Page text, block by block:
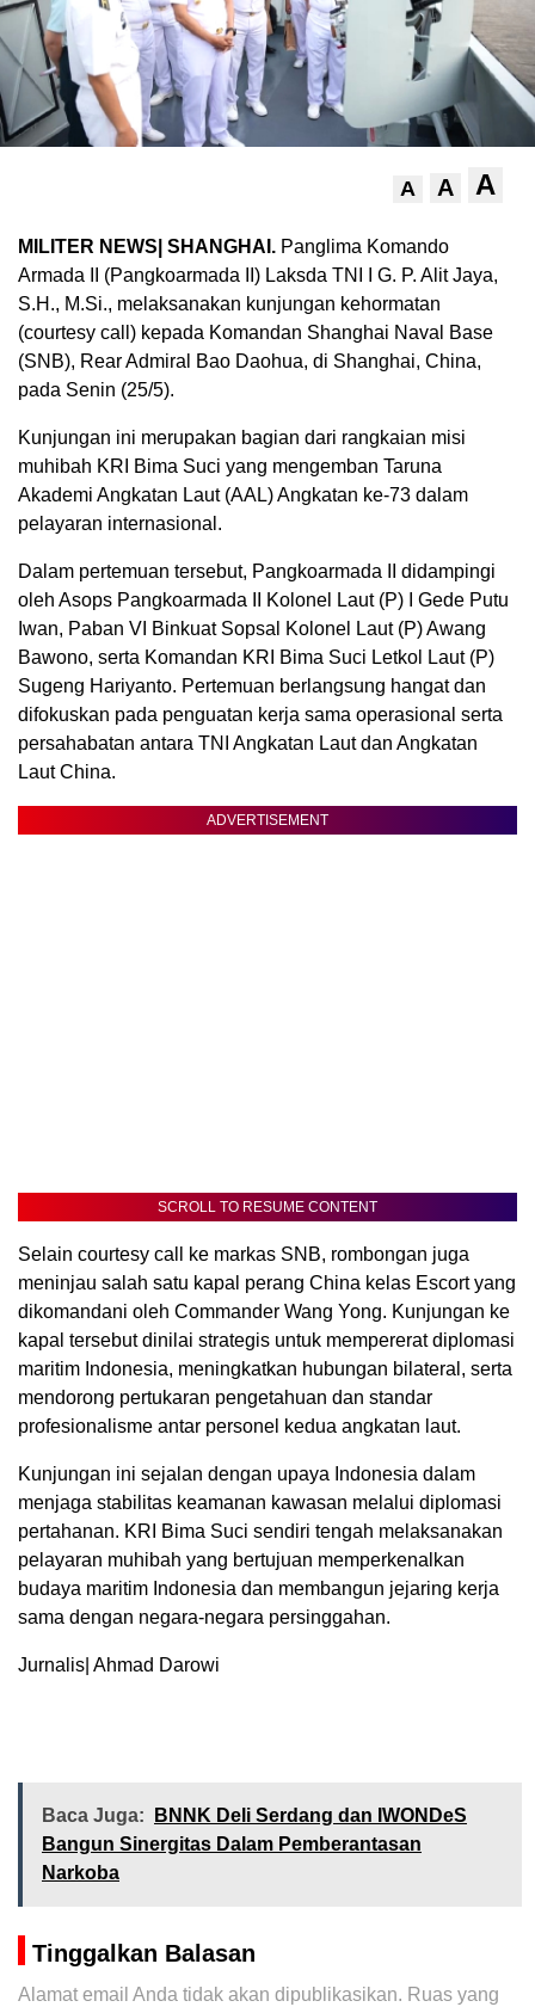
A A A
MILITER NEWS| SHANGHAI. Panglima Komando
Armada II (Pangkoarmada II) Laksda TNI I G. P. Alit Jaya,
S.H., M.Si., melaksanakan kunjungan kehormatan
(courtesy call) kepada Komandan Shanghai Naval Base
(SNB), Rear Admiral Bao Daohua, di Shanghai, China,
pada Senin (25/5).
Kunjungan ini merupakan bagian dari rangkaian misi
muhibah KRI Bima Suci yang mengemban Taruna
Akademi Angkatan Laut (AAL) Angkatan ke-73 dalam
pelayaran internasional.
Dalam pertemuan tersebut, Pangkoarmada II didampingi
oleh Asops Pangkoarmada II Kolonel Laut (P) I Gede Putu
Iwan, Paban VI Binkuat Sopsal Kolonel Laut (P) Awang
Bawono, serta Komandan KRI Bima Suci Letkol Laut (P)
Sugeng Hariyanto. Pertemuan berlangsung hangat dan
difokuskan pada penguatan kerja sama operasional serta
persahabatan antara TNI Angkatan Laut dan Angkatan
Laut China.
ADVERTISEMENT
SCROLL TO RESUME CONTENT
Selain courtesy call ke markas SNB, rombongan juga
meninjau salah satu kapal perang China kelas Escort yang
dikomandani oleh Commander Wang Yong. Kunjungan ke
kapal tersebut dinilai strategis untuk mempererat diplomasi
maritim Indonesia, meningkatkan hubungan bilateral, serta
mendorong pertukaran pengetahuan dan standar
profesionalisme antar personel kedua angkatan laut.
Kunjungan ini sejalan dengan upaya Indonesia dalam
menjaga stabilitas keamanan kawasan melalui diplomasi
pertahanan. KRI Bima Suci sendiri tengah melaksanakan
pelayaran muhibah yang bertujuan memperkenalkan
budaya maritim Indonesia dan membangun jejaring kerja
sama dengan negara-negara persinggahan.
Jurnalis| Ahmad Darowi
Baca Juga:
BNNK Deli Serdang dan IWONDeS
Bangun Sinergitas Dalam Pemberantasan
Narkoba
Tinggalkan Balasan
Alamat email Anda tidak akan dipublikasikan. Ruas yang